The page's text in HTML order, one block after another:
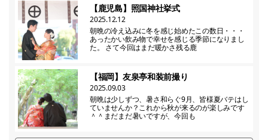
【鹿児島】照国神社挙式
2025.12.12
朝晩の冷え込みに冬を感じ始めたこの数日・・・
あったかい飲み物で幸せを感じる季節になりまし
た。 さて今回はまだ暖かさ残る鹿
【福岡】友泉亭和装前撮り
2025.09.03
朝晩は少しずつ、暑さ和らぐ9月、皆様夏バテはし
ていませんか？これから秋が来るのが楽しみです
＾＾まだまだ暑いですが、今回も